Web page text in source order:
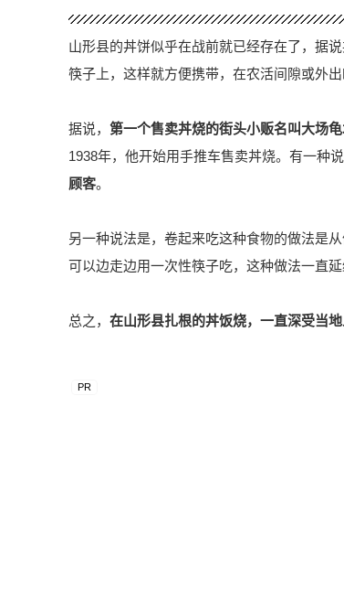
山形县的丼饼似乎在战前就已经存在了，据
筷子上，这样就方便携带，在农活间隙或外出
据说， 第一个售卖丼烧的街头小贩名叫大场
1938年，他开始用手推车售卖丼烧。有一种
顾客。
另一种说法是，卷起来吃这种食物的做法是
可以边走边用一次性筷子吃，这种做法一直延
总之， 在山形县扎根的丼饭烧，一直深受当